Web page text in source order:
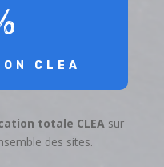
CLEA
totale CLEA sur
des sites.